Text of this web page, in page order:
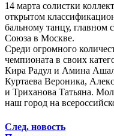
14 марта солистки
открытом
бальному танцу, главном
Союза в Москве.
Среди огромного
чемпионата в своих
Кира Радул и Амина
Куртаева Вероника,
и Триханова Татьяна.
наш город на
След. новость